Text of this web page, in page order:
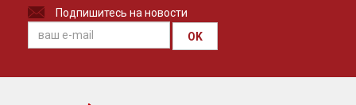
Подпишитесь на новости
OK